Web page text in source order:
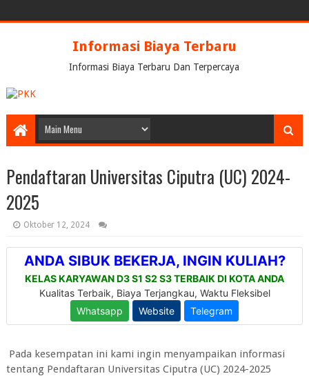
Informasi Biaya Terbaru
Informasi Biaya Terbaru Dan Terpercaya
Pendaftaran Universitas Ciputra (UC) 2024-
2025
Oktober 12, 2024
Pada kesempatan ini kami ingin menyampaikan informasi
tentang Pendaftaran Universitas Ciputra (UC) 2024-2025